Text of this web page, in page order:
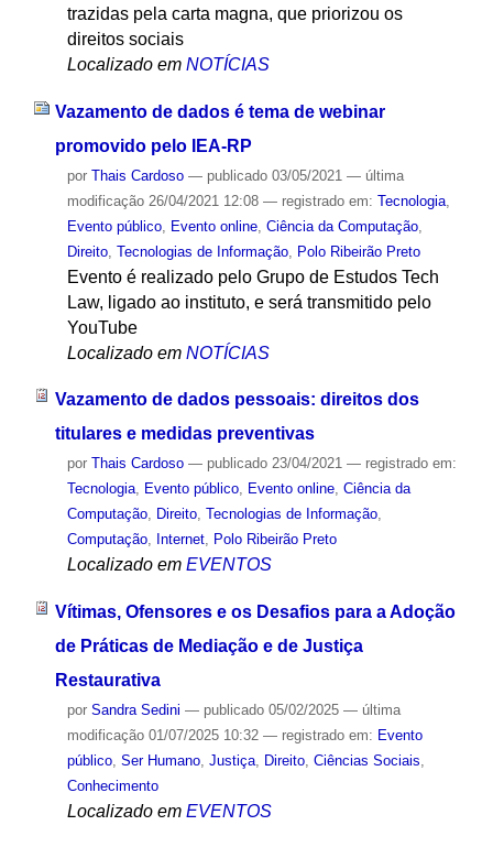
trazidas pela carta magna, que priorizou os
direitos sociais
Localizado em NOTÍCIAS
Vazamento de dados é tema de webinar
promovido pelo IEA-RP
por Thais Cardoso — publicado03/05/2021 — última
modificação26/04/2021 12:08 — registrado em: Tecnologia,
Evento público, Evento online, Ciência da Computação,
Direito, Tecnologias de Informação, Polo Ribeirão Preto
Evento é realizado pelo Grupo de Estudos Tech
Law, ligado ao instituto, e será transmitido pelo
YouTube
Localizado em NOTÍCIAS
Vazamento de dados pessoais: direitos dos
titulares e medidas preventivas
por Thais Cardoso — publicado23/04/2021 — registrado em:
Tecnologia, Evento público, Evento online, Ciência da
Computação, Direito, Tecnologias de Informação,
Computação, Internet, Polo Ribeirão Preto
Localizado em EVENTOS
Vítimas, Ofensores e os Desafios para a Adoção
de Práticas de Mediação e de Justiça
Restaurativa
por Sandra Sedini — publicado05/02/2025 — última
modificação01/07/2025 10:32 — registrado em: Evento
público, Ser Humano, Justiça, Direito, Ciências Sociais,
Conhecimento
Localizado em EVENTOS